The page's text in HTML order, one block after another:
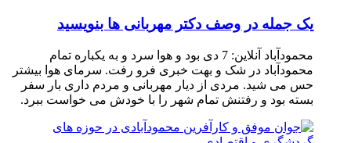
یک جمله در وصف دکتر مهربانی ها بنویسید
محمودآباد آنلاین: 7 دی بود و هوا سرد و به یکباره تمام
محمودآباد در شک و بهت خبری فرو رفت. سرمای هوا بیشتر
حس می شید. مردی از دیار مهربانی و مردم داری بار سفر
بسته بود و رفتنش تمام شهر را با خودش می خواست ببرد.